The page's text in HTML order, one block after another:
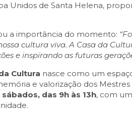
Unidos de Santa Helena,
a importância do momento:
cultura viva. A Casa da
e inspirando as futuras
Cultura nasce como um
e valorização dos Mestres
das 9h às 13h, com